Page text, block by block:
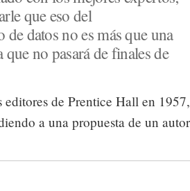
que eso del
de datos no es más que una
que no pasará de finales de
editores de Prentice Hall en 1957,
a una propuesta de un autor